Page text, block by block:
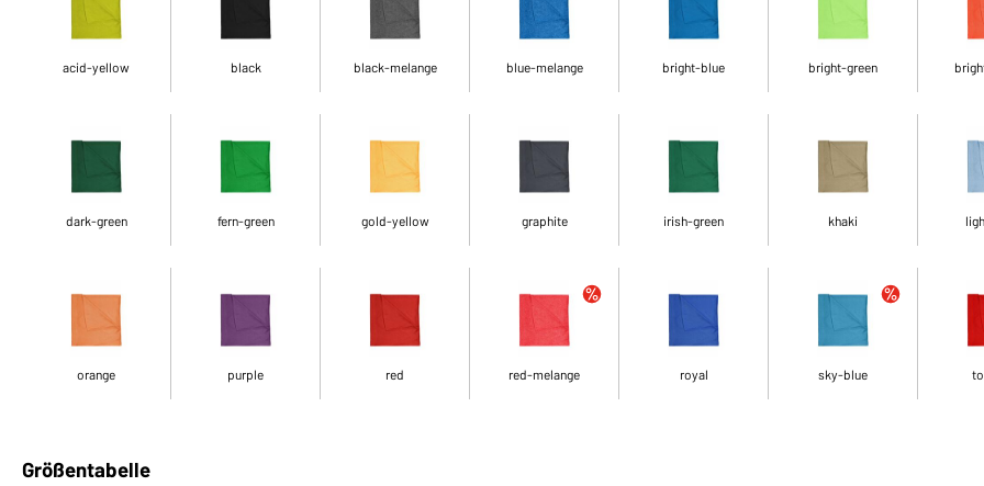
acid-yellow black black-melange blue-melange bright-blue bright-green
dark-green fern-green gold-yellow graphite irish-green khaki
orange purple red red-melange royal sky-blue
Größentabelle